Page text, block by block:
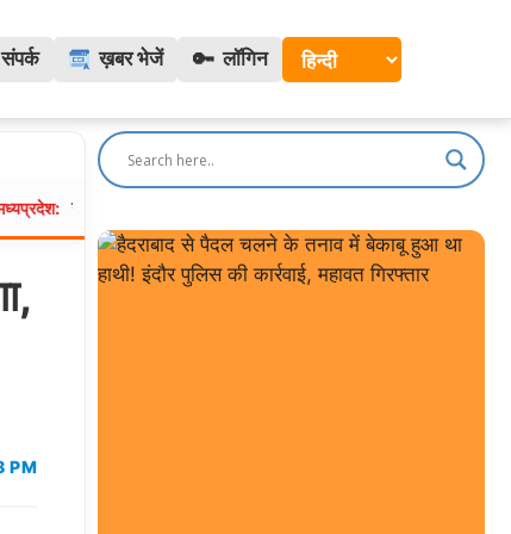
संपर्क ख़बर भेजें 🔑 लॉगिन
में MITS की बीटेक छात्रा ने हॉस्टल में लगाई फांसी, सहेली को वाट्सऐप पर
PM